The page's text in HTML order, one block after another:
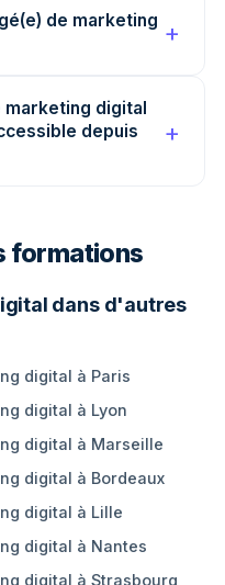
de marketing
marketing digital
depuis
formations
dans d'autres
digital à Paris
digital à Lyon
digital à Marseille
digital à Bordeaux
digital à Lille
digital à Nantes
digital à Strasbourg